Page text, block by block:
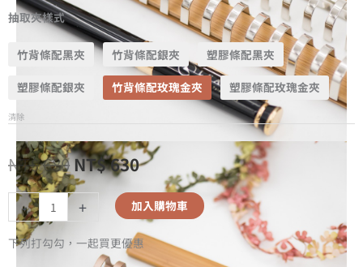
抽取夾樣式
竹背條配黑夾 竹背條配銀夾 塑膠條配黑夾
塑膠條配銀夾 竹背條配玫瑰金夾 塑膠條配玫瑰金夾
清除
NT$680NT$630
- + 加入購物車
下列打勾勾，一起買更優惠